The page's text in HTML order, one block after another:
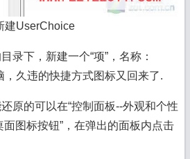
建UserChoice
下，新建一个“项”，名称：
久违的快捷方式图标又回来了.
的可以在“控制面板--外观和个性
图标按钮”，在弹出的面板内点击